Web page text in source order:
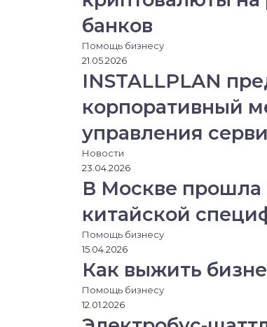
банков
Помощь бизнесу
21.05.2026
INSTALLPLAN
корпоративный
управления
Новости
23.04.2026
В Москве прошла
китайской
Помощь бизнесу
15.04.2026
Как выжить
Помощь бизнесу
12.01.2026